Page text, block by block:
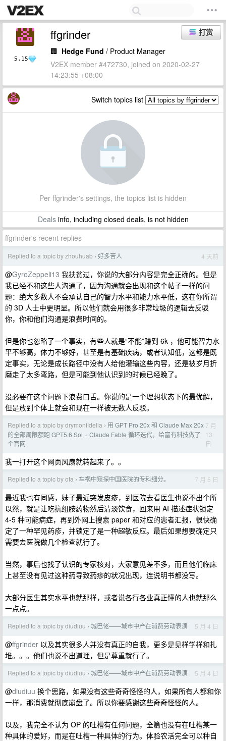
5.15
打赏
ffgrinder
🏢 Hedge Fund / Product Manager
V2EX member #472730, joined on 2020-02-27
14:23:55 +08:00
Switch topics list
Per ffgrinder's settings, the topics list is hidden
Dealsinfo, including closed deals, is not hidden
ffgrinder's recent replies
Replied to a topic by zhouhuab › 好多苦人 4 天前
@GyroZeppeli13 我扶贫过，你说的大部分内容是完全正确的。但是
我已经不和这些人沟通了，因为沟通就会出现和这个帖子一样的问
题：绝大多数人不会承认自己的智力水平和能力水平低，这在你所谓
的 3D 人士中更明显。所以他们就会用很多非常垃圾的逻辑去反驳
你，你和他们沟通是浪费时间的。
但是你也忽略了一个事实，有些人就是“不能”赚到 6k ，他可能智力水
平不够高，体力不够好，甚至是有基础疾病，或者认知低，这都是既
定事实，无论是成长路径中没有人给他灌输这些内容，还是被岁月折
磨走了太多弯路，但是可能到他认识到的时候已经晚了。
没必要在这个问题下浪费口舌。你说的是一个理想状态下的最优解，
但是放到个体上就会和现在一样被无数人反驳。
Replied to a topic by drymonfidelia › 用 GPT Pro 20x 和 Claude Max 20x
的全部周限额跑 GPT5.6 Sol + Claude Fable 循环迭代，给富有科技做了
个官网
7 月
13
日
我一打开这个网页风扇就转起来了。。
Replied to a topic by ota › 车祸中窥探中国医院的专科细分。 7 月 5 日
最近我也有同感，妹子最近突发皮疹，到医院去看医生也说不出个所
以然，就是让吃抗组胺药物然后清淡饮食，回来用 AI 描述症状锁定
4-5 种可能病症，再到外网上搜索 paper 和对应的患者汇报，很快确
定了一种罕见药疹，并锁定了是一种超敏反应。最后如果想要确定只
需要去医院做几个检查就行了。
当然，事后也找了认识的专家核对，大家意见差不多，而且他们临床
上甚至没有见过这种药导致药疹的状况出现，连说明书都没写。
大部分医生其实水平也就那样，或者说各行各业真正懂的人也就那么
一点点。
Replied to a topic by diudiuu › 城巴佬——城市中产在消费劳动表演 5 月 4 日
@ffgrinder 以及其实很多人并没有真正的自我，更多是见样学样和扎
堆。。。他们也说不出道理，但是尊重就行了。
Replied to a topic by diudiuu › 城巴佬——城市中产在消费劳动表演 5 月 4 日
@diudiuu 换个思路，如果没有这些奇奇怪怪的人，如果所有人都和你
一样，那消费就彻底崩盘了。所以你要感谢这些奇奇怪怪的人。
以及，我完全不认为 OP 的吐槽有任何问题，全篇也没有在吐槽某一
种具体的爱好，而是在吐槽一种具体的行为。体验农活完全可以种自